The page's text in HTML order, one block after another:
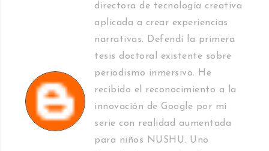
directora de tecnología creativa
aplicada a crear experiencias
narrativas. Defendí la primera
tesis doctoral existente sobre
periodismo inmersivo. He
recibido el reconocimiento a la
innovación de Google por mi
serie con realidad aumentada
para niños NUSHU. Uno